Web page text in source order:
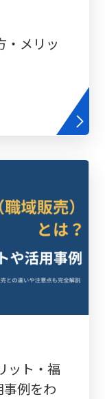
・メリッ
ット・福
例をわ